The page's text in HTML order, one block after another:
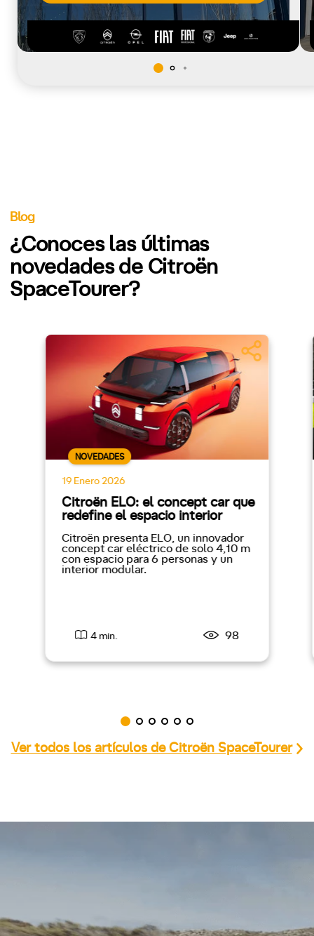
Blog
¿Conoces las últimas
novedades de Citroën
SpaceTourer?
NOVEDADES
19 Enero 2026
Citroën ELO: el concept car que
redefine el espacio interior
Citroën presenta ELO, un innovador
concept car eléctrico de solo 4,10 m
con espacio para 6 personas y un
interior modular.
4 min. 98
Ver todos los artículos de Citroën SpaceTourer